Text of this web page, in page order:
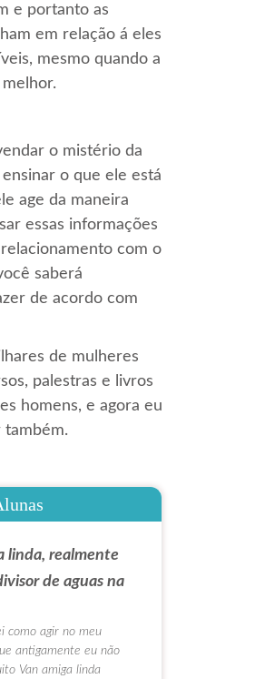
e portanto as
em relação á eles
mesmo quando a
o mistério da
o que ele está
age da maneira
essas informações
com o
saberá
de acordo com
de mulheres
palestras e livros
homens, e agora eu
também.
linda, realmente
de aguas na
como agir no meu
antigamente eu não
Van amiga linda